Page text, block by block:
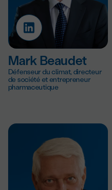
Mark Beaudet
Défenseur du climat, directeur
de société et entrepreneur
pharmaceutique